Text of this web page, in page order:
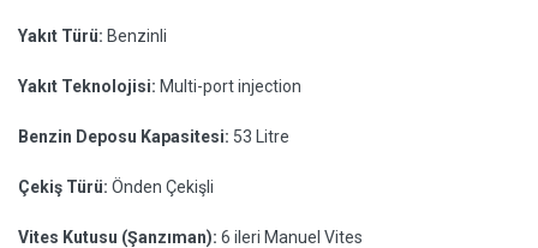
Yakıt Türü: Benzinli
Yakıt Teknolojisi: Multi-port injection
Benzin Deposu Kapasitesi: 53 Litre
Çekiş Türü: Önden Çekişli
Vites Kutusu (Şanzıman): 6 ileri Manuel Vites